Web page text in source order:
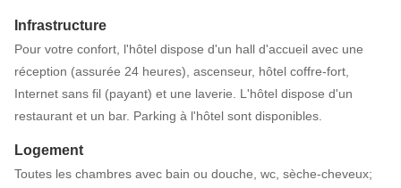
Infrastructure
Pour votre confort, l'hôtel dispose d'un hall d'accueil avec une
réception (assurée 24 heures), ascenseur, hôtel coffre-fort,
Internet sans fil (payant) et une laverie. L'hôtel dispose d'un
restaurant et un bar. Parking à l'hôtel sont disponibles.
Logement
Toutes les chambres avec bain ou douche, wc, sèche-cheveux;